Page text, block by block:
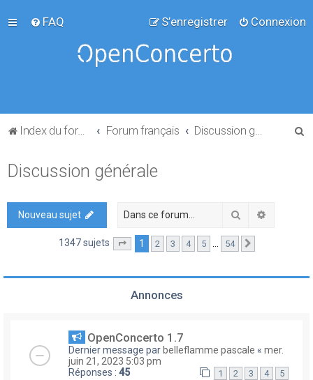
FAQ Connexion
S’enregistrer
Index du forum Forum français
Discussion générale
Nouveau sujet Rechercher
1347 sujets Page sur54
1 2 3 4 5 … 54
Annonces
OpenConcerto 1.7
Dernier message par belleflamme pascale « mer.
juin 21, 2023 5:03 pm
Réponses : 45 1 2 3 4 5